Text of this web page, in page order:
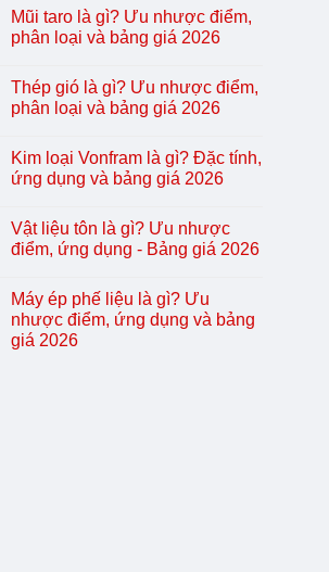
Mũi taro là gì? Ưu nhược điểm,
phân loại và bảng giá 2026
Thép gió là gì? Ưu nhược điểm,
phân loại và bảng giá 2026
Kim loại Vonfram là gì? Đặc tính,
ứng dụng và bảng giá 2026
Vật liệu tôn là gì? Ưu nhược
điểm, ứng dụng - Bảng giá 2026
Máy ép phế liệu là gì? Ưu
nhược điểm, ứng dụng và bảng
giá 2026